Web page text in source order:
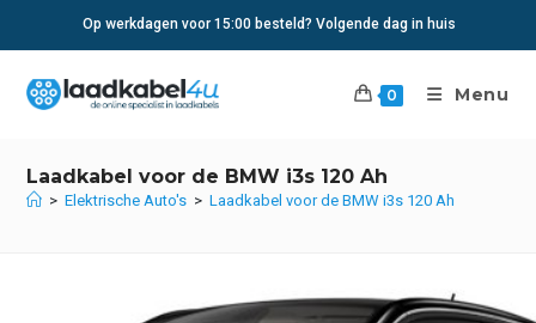
Op werkdagen voor 15:00 besteld? Volgende dag in huis
0 Menu
Laadkabel voor de BMW i3s 120 Ah
> Elektrische Auto's > Laadkabel voor de BMW i3s 120 Ah